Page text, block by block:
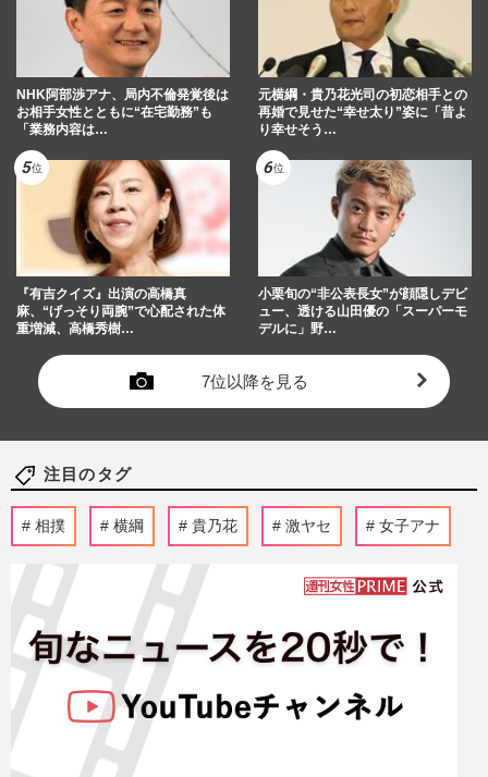
NHK阿部渉アナ、局内不倫発覚後は
お相手女性とともに“在宅勤務”も
「業務内容は…
元横綱・貴乃花光司の初恋相手との
再婚で見せた“幸せ太り”姿に「昔よ
り幸せそう…
『有吉クイズ』出演の高橋真
麻、“げっそり両腕”で心配された体
重増減、高橋秀樹…
小栗旬の“非公表長女”が顔隠しデビ
ュー、透ける山田優の「スーパーモ
デルに」野…
7位以降を見る
注目のタグ
相撲 横綱 貴乃花 激ヤセ 女子アナ